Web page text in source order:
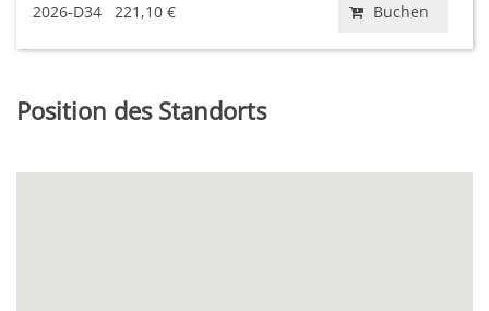
2026-D34 221,10 € Buchen
Position des Standorts